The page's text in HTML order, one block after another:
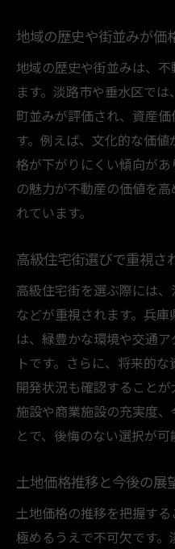
地域の歴史や街並みが価
地域の歴史や街並みは、
ます。淡路市や垂水区で
町並みが評価され、資産
す。例えば、文化的な価
格が下がりにくい傾向が
の魅力が不動産の価値を
れています。
高級住宅街選びで重視さ
高級住宅街を選ぶ際には
などが重視されます。兵
は、緑豊かな環境や交通
トです。さらに、将来的
開発状況も確認すること
施設や商業施設の充実度
とで、後悔のない選択が可
土地価格推移と今後の展
土地価格の推移を把握す
極めるうえで不可欠です